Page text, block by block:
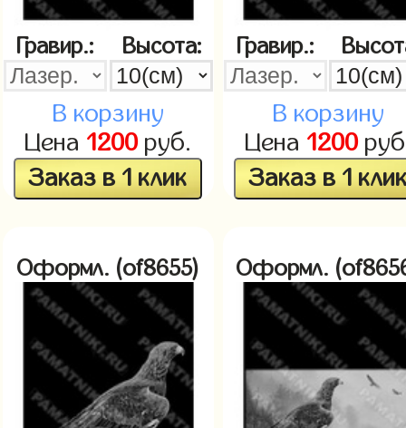
Гравир.: Высота:
В корзину
Цена 1200руб.
Заказ в 1 клик
Гравир.:
В корзину
Цена 1200
Заказ в 1
Оформл. (of8655) Оформл.